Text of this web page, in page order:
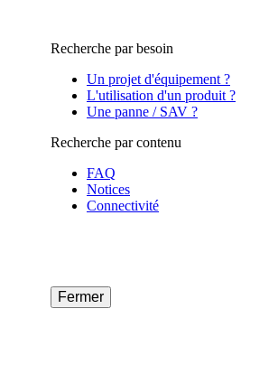
Recherche par besoin
Un projet d'équipement ?
L'utilisation d'un produit ?
Une panne / SAV ?
Recherche par contenu
FAQ
Notices
Connectivité
Fermer